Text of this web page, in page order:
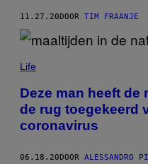
11.27.20DOOR TIM FRAANJE
Life
Deze man heeft de
de rug toegekeerd
coronavirus
06.18.20 DOOR ALESSANDRO